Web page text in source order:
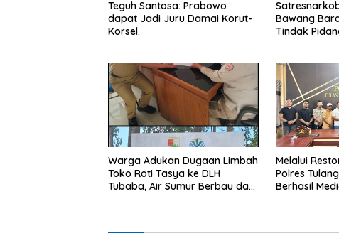
Teguh Santosa: Prabowo
dapat Jadi Juru Damai Korut-
Korsel.
Bawang
Tindak
Warga Adukan Dugaan Limbah
Toko Roti Tasya ke DLH
Tubaba, Air Sumur Berbau dan
Melalui
Polres
Berhasil